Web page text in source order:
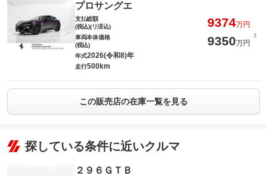
プロサングエ
支払総額
(税込)(リ済込)
9374万円
車両本体価格
(税込)
9350万円
年式2026(令和8)年
走行500km
この販売店の在庫一覧を見る
探している条件に近いクルマ
２９６ＧＴＢ